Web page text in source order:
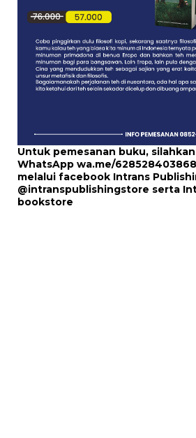
Untuk pemesanan buku,
WhatsApp wa.me/
melalui facebook Intrans
@intranspublishingstore serta
bookstore